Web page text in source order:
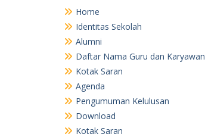
Home
Identitas Sekolah
Alumni
Daftar Nama Guru dan Karyawan
Kotak Saran
Agenda
Pengumuman Kelulusan
Download
Kotak Saran